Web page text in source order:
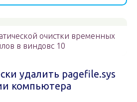
очистки временных
в виндовс 10
удалить pagefile.sys
компьютера